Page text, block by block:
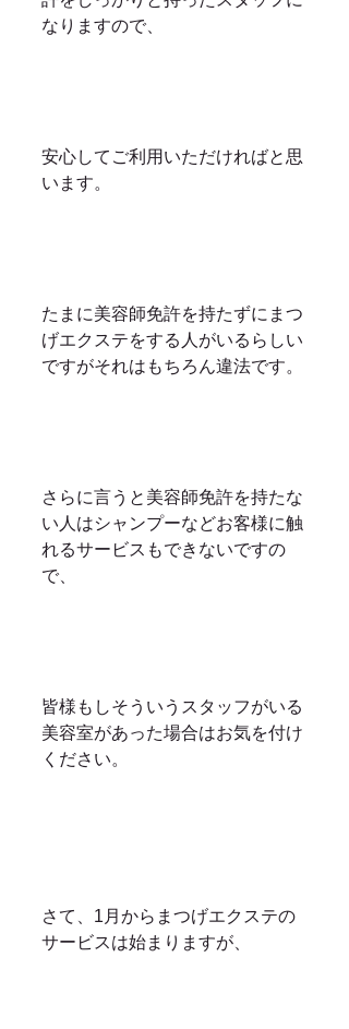
なりますので、
安心してご利用いただければと思
います。
たまに美容師免許を持たずにまつ
げエクステをする人がいるらしい
ですがそれはもちろん違法です。
さらに言うと美容師免許を持たな
い人はシャンプーなどお客様に触
れるサービスもできないですの
で、
皆様もしそういうスタッフがいる
美容室があった場合はお気を付け
ください。
さて、1月からまつげエクステの
サービスは始まりますが、